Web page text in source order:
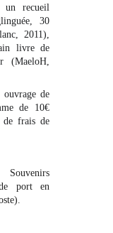
un recueil
30
2011),
livre de
(MaeloH,
ouvrage de
de 10€
frais de
port en